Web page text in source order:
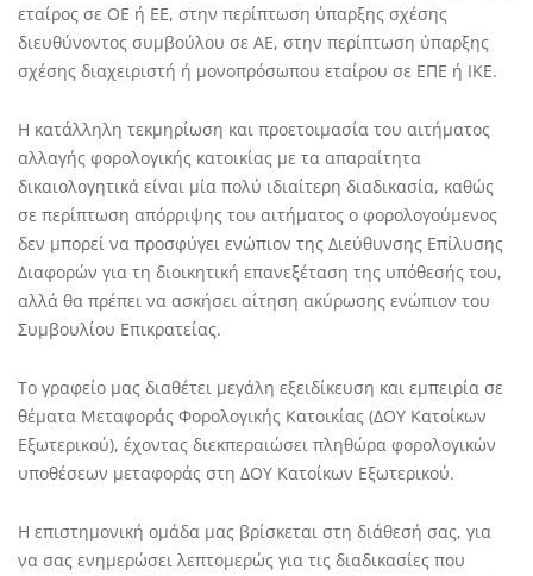
εταίρος σε ΟΕ ή ΕΕ, στην περίπτωση ύπαρξης σχέσης
διευθύνοντος συμβούλου σε ΑΕ, στην περίπτωση ύπαρξης
σχέσης διαχειριστή ή μονοπρόσωπου εταίρου σε ΕΠΕ ή ΙΚΕ.
Η κατάλληλη τεκμηρίωση και προετοιμασία του αιτήματος
αλλαγής φορολογικής κατοικίας με τα απαραίτητα
δικαιολογητικά είναι μία πολύ ιδιαίτερη διαδικασία, καθώς
σε περίπτωση απόρριψης του αιτήματος ο φορολογούμενος
δεν μπορεί να προσφύγει ενώπιον της Διεύθυνσης Επίλυσης
Διαφορών για τη διοικητική επανεξέταση της υπόθεσής του,
αλλά θα πρέπει να ασκήσει αίτηση ακύρωσης ενώπιον του
Συμβουλίου Επικρατείας.
Το γραφείο μας διαθέτει μεγάλη εξειδίκευση και εμπειρία σε
θέματα Μεταφοράς Φορολογικής Κατοικίας (ΔΟΥ Κατοίκων
Εξωτερικού), έχοντας διεκπεραιώσει πληθώρα φορολογικών
υποθέσεων μεταφοράς στη ΔΟΥ Κατοίκων Εξωτερικού.
Η επιστημονική ομάδα μας βρίσκεται στη διάθεσή σας, για
να σας ενημερώσει λεπτομερώς για τις διαδικασίες που